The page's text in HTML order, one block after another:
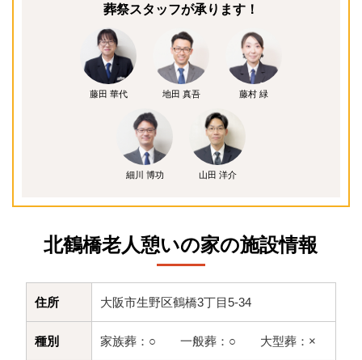
葬祭スタッフが承ります！
藤田 華代 地田 真吾 藤村 緑
細川 博功 山田 洋介
北鶴橋老人憩いの家の施設情報
住所 大阪市生野区鶴橋3丁目5-34
種別 家族葬：○ 一般葬：○ 大型葬：×